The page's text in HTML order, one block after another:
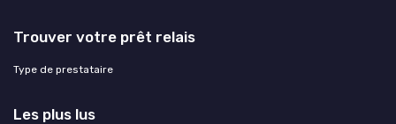
Trouver votre prêt relais
Type de prestataire
Les plus lus